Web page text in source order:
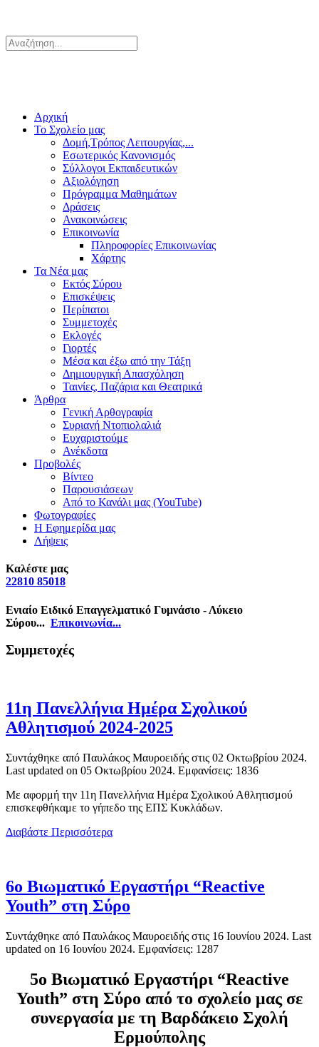
Αρχική
Το Σχολείο μας
Δομή,Τρόπος Λειτουργίας,...
Εσωτερικός Κανονισμός
Σύλλογοι Εκπαιδευτικών
Αξιολόγηση
Πρόγραμμα Μαθημάτων
Δράσεις
Ανακοινώσεις
Επικοινωνία
Πληροφορίες Επικοινωνίας
Χάρτης
Τα Νέα μας
Εκτός Σύρου
Επισκέψεις
Περίπατοι
Συμμετοχές
Εκλογές
Γιορτές
Μέσα και έξω από την Τάξη
Δημιουργική Απασχόληση
Ταινίες, Παζάρια και Θεατρικά
Άρθρα
Γενική Αρθογραφία
Συριανή Ντοπιολαλιά
Ευχαριστούμε
Ανέκδοτα
Προβολές
Βίντεο
Παρουσιάσεων
Από το Κανάλι μας (YouTube)
Φωτογραφίες
Η Εφημερίδα μας
Λήψεις
Καλέστε μας
22810 85018
Ενιαίο Ειδικό Επαγγελματικό Γυμνάσιο - Λύκειο
Σύρου... Επικοινωνία...
Συμμετοχές
11η Πανελλήνια Ημέρα Σχολικού
Αθλητισμού 2024-2025
Συντάχθηκε από Παυλάκος Μαυροειδής στις 02 Οκτωβρίου 2024.
Last updated on 05 Οκτωβρίου 2024. Εμφανίσεις: 1836
Με αφορμή την 11η Πανελλήνια Ημέρα Σχολικού Αθλητισμού
επισκεφθήκαμε το γήπεδο της ΕΠΣ Κυκλάδων.
Διαβάστε Περισσότερα
6ο Βιωματικό Εργαστήρι “Reactive
Youth” στη Σύρο
Συντάχθηκε από Παυλάκος Μαυροειδής στις 16 Ιουνίου 2024. Last
updated on 16 Ιουνίου 2024. Εμφανίσεις: 1287
5ο Βιωματικό Εργαστήρι “Reactive
Youth” στη Σύρο από το σχολείο μας σε
συνεργασία με τη Βαρδάκειο Σχολή
Ερμούπολης